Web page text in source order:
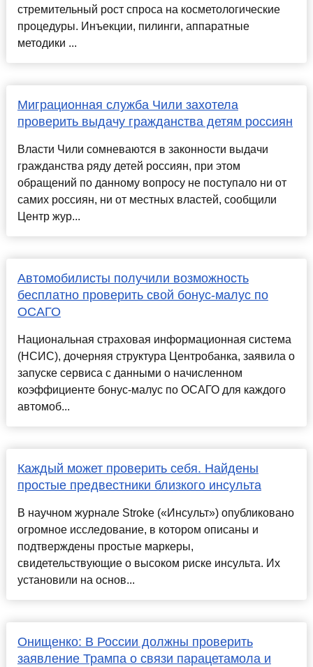
стремительный рост спроса на косметологические
процедуры. Инъекции, пилинги, аппаратные
методики ...
Миграционная служба Чили захотела
проверить выдачу гражданства детям россиян
Власти Чили сомневаются в законности выдачи
гражданства ряду детей россиян, при этом
обращений по данному вопросу не поступало ни от
самих россиян, ни от местных властей, сообщили
Центр жур...
Автомобилисты получили возможность
бесплатно проверить свой бонус-малус по
ОСАГО
Национальная страховая информационная система
(НСИС), дочерняя структура Центробанка, заявила о
запуске сервиса с данными о начисленном
коэффициенте бонус-малус по ОСАГО для каждого
автомоб...
Каждый может проверить себя. Найдены
простые предвестники близкого инсульта
В научном журнале Stroke («Инсульт») опубликовано
огромное исследование, в котором описаны и
подтверждены простые маркеры,
свидетельствующие о высоком риске инсульта. Их
установили на основ...
Онищенко: В России должны проверить
заявление Трампа о связи парацетамола и